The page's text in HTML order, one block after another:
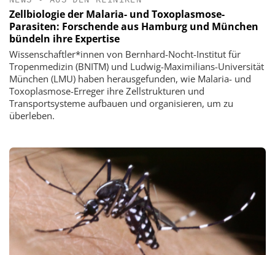
Zellbiologie der Malaria- und Toxoplasmose-
Parasiten: Forschende aus Hamburg und München
bündeln ihre Expertise
Wissenschaftler*innen von Bernhard-Nocht-Institut für
Tropenmedizin (BNITM) und Ludwig-Maximilians-Universität
München (LMU) haben herausgefunden, wie Malaria- und
Toxoplasmose-Erreger ihre Zellstrukturen und
Transportsysteme aufbauen und organisieren, um zu
überleben.